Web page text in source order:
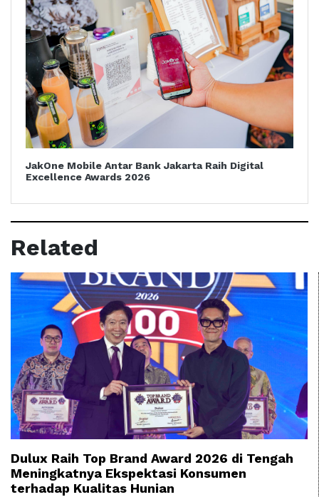
JakOne Mobile Antar Bank Jakarta Raih Digital
Excellence Awards 2026
Related
Dulux Raih Top Brand Award 2026 di Tengah
Meningkatnya Ekspektasi Konsumen
terhadap Kualitas Hunian